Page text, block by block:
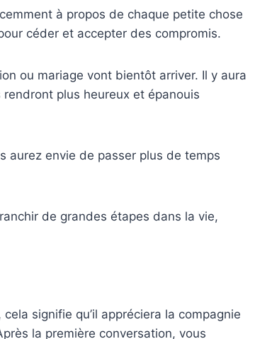
à propos de chaque petite chose
céder et accepter des compromis.
ou mariage vont bientôt arriver. Il y aura
plus heureux et épanouis
aurez envie de passer plus de temps
de grandes étapes dans la vie,
signifie qu’il appréciera la compagnie
la première conversation, vous